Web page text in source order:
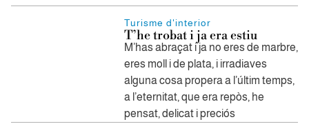
Turisme d'interior
T’he trobat i ja era estiu
M’has abraçat i ja no eres de marbre,
eres moll i de plata, i irradiaves
alguna cosa propera a l’últim temps,
a l’eternitat, que era repòs, he
pensat, delicat i preciós